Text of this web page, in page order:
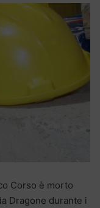
Corso è morto
Dragone durante i